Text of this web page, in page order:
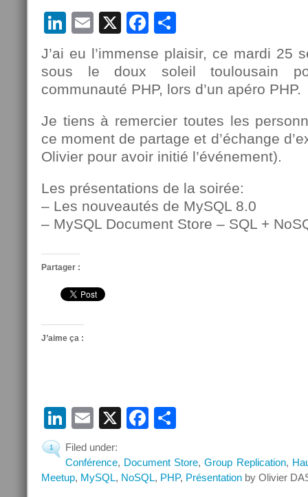
LinkedIn
Email
X Facebook
J’ai eu l’immense plaisir, ce mardi 25
sous le doux soleil toulousain
communauté PHP, lors d’un apéro PHP.
Je tiens à remercier toutes les
ce moment de partage et d’échange
Olivier pour avoir initié l’événement).
Les présentations de la soirée:
– Les nouveautés de MySQL 8.0
– MySQL Document Store – SQL +
Partager :
J’aime ça :
LinkedIn
Email
X Facebook
1
Filed under:
Conférence, Document Store,Group Replication,
Meetup, MySQL, NoSQL, PHP, Présentation by Olivier